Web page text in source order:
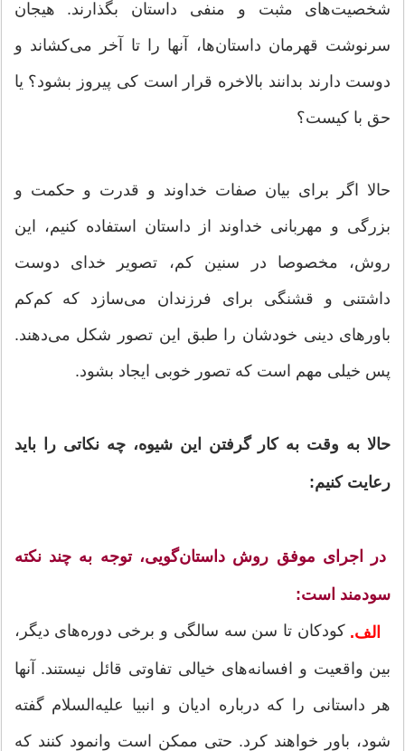
شخصیت‌های مثبت و منفی داستان بگذارند. هیجان
سرنوشت قهرمان داستان‌ها، آنها را تا آخر می‌کشاند و
دوست دارند بدانند بالاخره قرار است کی پیروز بشود؟ یا
حق با کیست؟
حالا اگر برای بیان صفات خداوند و قدرت و حکمت و
بزرگی و مهربانی خداوند از داستان استفاده کنیم، این
روش، مخصوصا در سنین کم، تصویر خدای دوست
داشتنی و قشنگی برای فرزندان می‌سازد که کم‌کم
باورهای دینی خودشان را طبق این تصور شکل می‌دهند.
پس خیلی مهم است که تصور خوبی ایجاد بشود.
حالا به وقت به کار گرفتن این شیوه، چه نکاتی را باید
رعایت کنیم:
در اجرای موفق روش داستان‌گویی، توجه به چند نکته
سودمند است:
الف. کودکان تا سن سه سالگی و برخی دوره‌های دیگر،
بین واقعیت و افسانه‌های خیالی تفاوتی قائل نیستند. آنها
هر داستانی را که درباره ادیان و انبیا علیه‌السلام گفته
شود، باور خواهند کرد. حتی ممکن است وانمود کنند که